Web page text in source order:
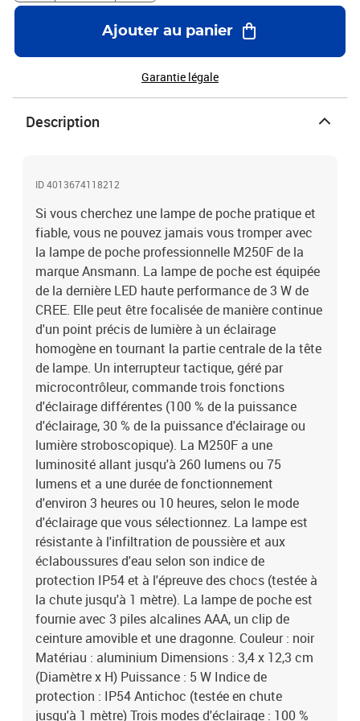
indice de protection IP54 et à l'épreuve des chocs (testée à la chute
jusqu'à 1 mètre). La lampe de poche est fournie avec 3 piles
alcalines AAA, un clip de ceinture amovible et une dragonne.
Couleur : noir Matériau : aluminium Dimensions : 3,4 x 12,3 cm
(Diamètre x H) Puissance : 5 W Indice de protection : IP54 Antichoc
lumière stroboscopique. Flux lumineux : 260 lumens (100 % de la
d'éclairage) Éclairage LED avec focalisation continue et infinie
Boîtier antidérapant Clip de ceinture amovible et dragonne 3 piles
alcalines AA incluses
Ajouter au panier
Garantie légale
Description
ID 4013674118212
Si vous cherchez une lampe de poche pratique et
fiable, vous ne pouvez jamais vous tromper avec
la lampe de poche professionnelle M250F de la
marque Ansmann. La lampe de poche est équipée
de la dernière LED haute performance de 3 W de
CREE. Elle peut être focalisée de manière continue
d'un point précis de lumière à un éclairage
homogène en tournant la partie centrale de la tête
de lampe. Un interrupteur tactique, géré par
microcontrôleur, commande trois fonctions
d'éclairage différentes (100 % de la puissance
d'éclairage, 30 % de la puissance d'éclairage ou
lumière stroboscopique). La M250F a une
luminosité allant jusqu'à 260 lumens ou 75
lumens et a une durée de fonctionnement
d'environ 3 heures ou 10 heures, selon le mode
d'éclairage que vous sélectionnez. La lampe est
résistante à l'infiltration de poussière et aux
éclaboussures d'eau selon son indice de
protection IP54 et à l'épreuve des chocs (testée à
la chute jusqu'à 1 mètre). La lampe de poche est
fournie avec 3 piles alcalines AAA, un clip de
ceinture amovible et une dragonne. Couleur : noir
Matériau : aluminium Dimensions : 3,4 x 12,3 cm
(Diamètre x H) Puissance : 5 W Indice de
protection : IP54 Antichoc (testée en chute
jusqu'à 1 mètre) Trois modes d'éclairage : 100 %